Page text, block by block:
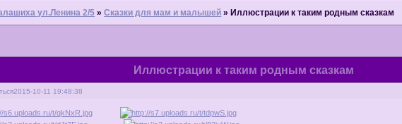
ул.Ленина 2/5 »Сказки для мам и малышей » Иллюстрации к таким родным сказкам
Иллюстрации к таким родным сказкам
2015-10-11 19:48:38